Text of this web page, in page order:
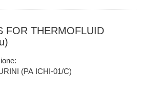
FOR THERMOFLUID
(PA ICHI-01/C)